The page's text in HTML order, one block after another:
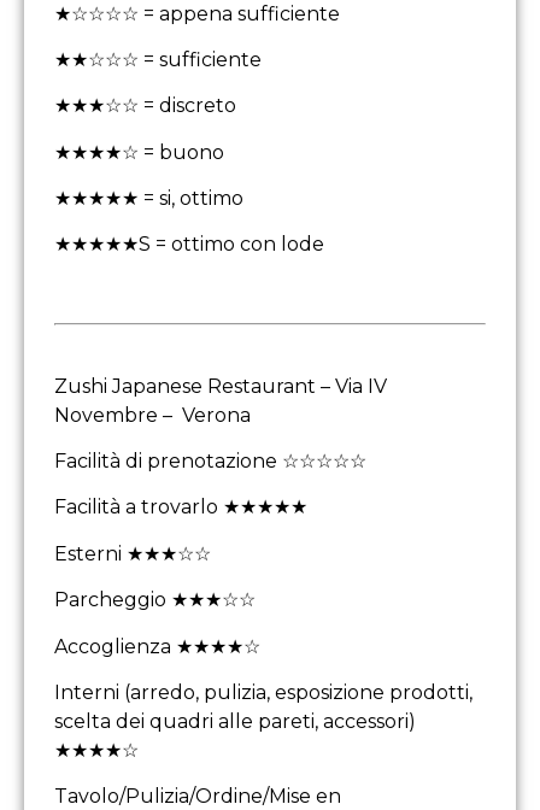
★☆☆☆☆ = appena sufficiente
★★☆☆☆ = sufficiente
★★★☆☆ = discreto
★★★★☆ = buono
★★★★★ = si, ottimo
★★★★★S = ottimo con lode
Zushi Japanese Restaurant – Via IV
Novembre – Verona
Facilità di prenotazione ☆☆☆☆☆
Facilità a trovarlo ★★★★★
Esterni ★★★☆☆
Parcheggio ★★★☆☆
Accoglienza ★★★★☆
Interni (arredo, pulizia, esposizione prodotti,
scelta dei quadri alle pareti, accessori)
★★★★☆
Tavolo/Pulizia/Ordine/Mise en